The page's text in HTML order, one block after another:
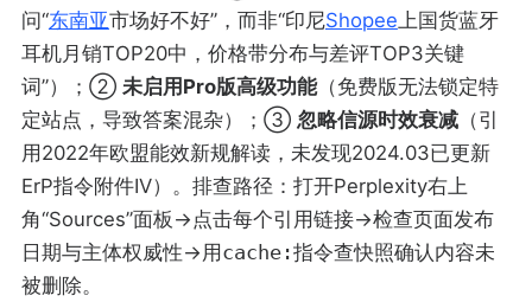
问“东南亚市场好不好”，而非“印尼Shopee 上国货蓝牙
耳机月销TOP20中，价格带分布与差评TOP3关键
词”）；② 未启用Pro版高级功能（免费版无法锁定特
定站点，导致答案混杂）；③ 忽略信源时效衰减（引
用2022年欧盟能效新规解读，未发现2024.03已更新
ErP指令附件IV）。排查路径：打开Perplexity右上
角“Sources”面板→点击每个引用链接→检查页面发布
日期与主体权威性→用cache:指令查快照确认内容未
被删除。